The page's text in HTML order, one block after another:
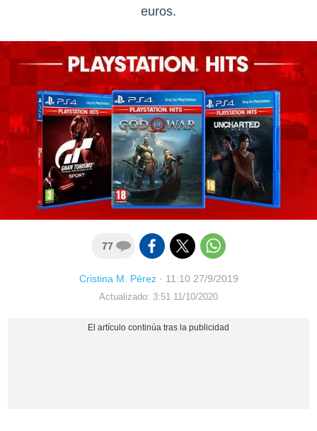
euros.
77
Cristina M. Pérez· 11:10 27/9/2019
Actualizado: 3:51 11/10/2020